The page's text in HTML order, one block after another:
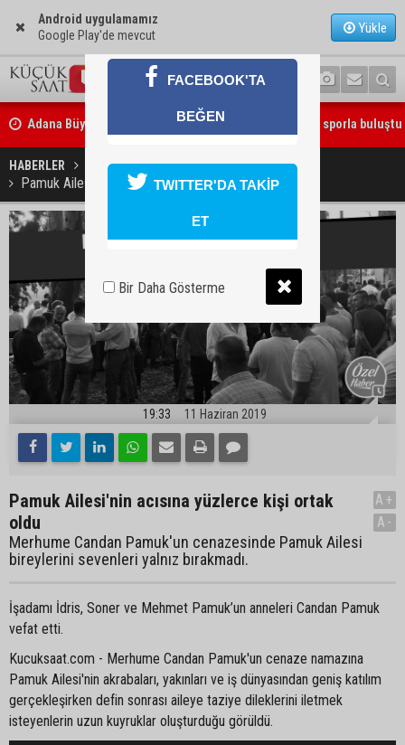
Android uygulamamız
Google Play'de mevcut
Yükle
Adana Büyükşehir Yaz Spor Okulları’nda 30 bin çocuk sporla buluştu
Beşiktaş dosyasında iki tahliye: Özcan Zenger ve Utku Caner
bırakıldı
HABERLER YAŞAM
Pamuk Ailesi'nin acısına yüzlerce kişi ortak oldu
19:33 11 Haziran 2019
Pamuk Ailesi'nin acısına yüzlerce kişi ortak
oldu
Merhume Candan Pamuk'un cenazesinde Pamuk Ailesi
bireylerini sevenleri yalnız bırakmadı.
A+
A-
İşadamı İdris, Soner ve Mehmet Pamuk’un anneleri Candan Pamuk
vefat etti.
Kucuksaat.com - Merhume Candan Pamuk'un cenaze namazına
Pamuk Ailesi'nin akrabaları, yakınları ve iş dünyasından geniş katılım
gerçekleşirken defin sonrası aileye taziye dileklerini iletmek
isteyenlerin uzun kuyruklar oluşturduğu görüldü.
FACEBOOK'TA
BEĞEN
TWITTER'DA TAKİP
ET
Bir Daha Gösterme